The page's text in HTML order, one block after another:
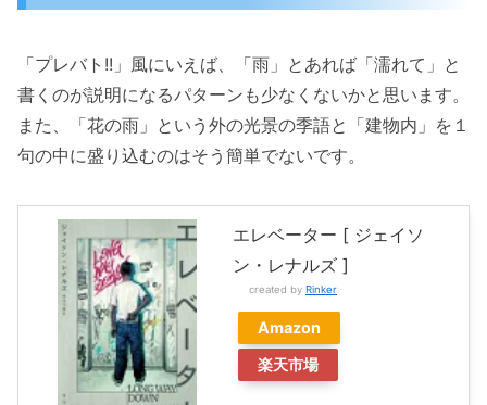
「プレバト!!」風にいえば、「雨」とあれば「濡れて」と
書くのが説明になるパターンも少なくないかと思います。
また、「花の雨」という外の光景の季語と「建物内」を１
句の中に盛り込むのはそう簡単でないです。
エレベーター [ ジェイソ
ン・レナルズ ]
created by Rinker
Amazon
楽天市場